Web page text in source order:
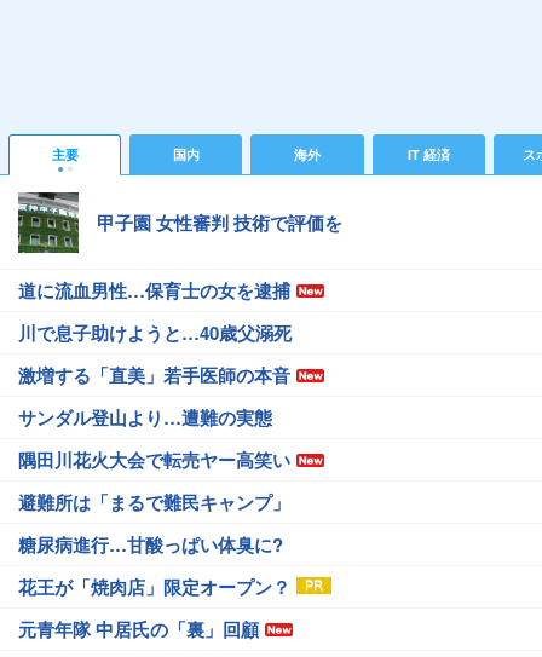
主要 国内 海外 IT 経済 ス
甲子園 女性審判 技術で評価を
道に流血男性…保育士の女を逮捕
川で息子助けようと…40歳父溺死
激増する「直美」若手医師の本音
サンダル登山より…遭難の実態
隅田川花火大会で転売ヤー高笑い
避難所は「まるで難民キャンプ」
糖尿病進行…甘酸っぱい体臭に?
花王が「焼肉店」限定オープン？
元青年隊 中居氏の「裏」回顧